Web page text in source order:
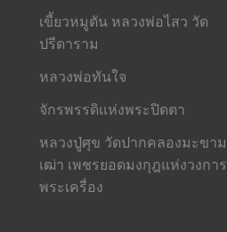
เขี้ยวหมูตัน หลวงพ่อไสว วัด
ปรีดาราม
หลวงพ่อทันใจ
จักรพรรดิแห่งพระปิดตา
หลวงปู่ศุข วัดปากคลองมะขาม
เฒ่า เพชรยอดมงกุฎแห่งวงการ
พระเครื่อง